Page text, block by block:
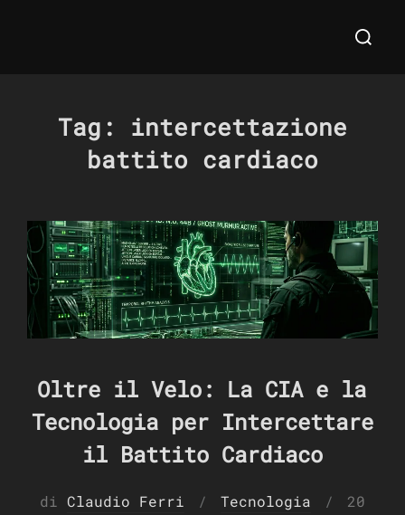
Cerca
Tag: intercettazione
battito cardiaco
Oltre il Velo: La CIA e la
Tecnologia per Intercettare
il Battito Cardiaco
di Claudio Ferri Tecnologia
20